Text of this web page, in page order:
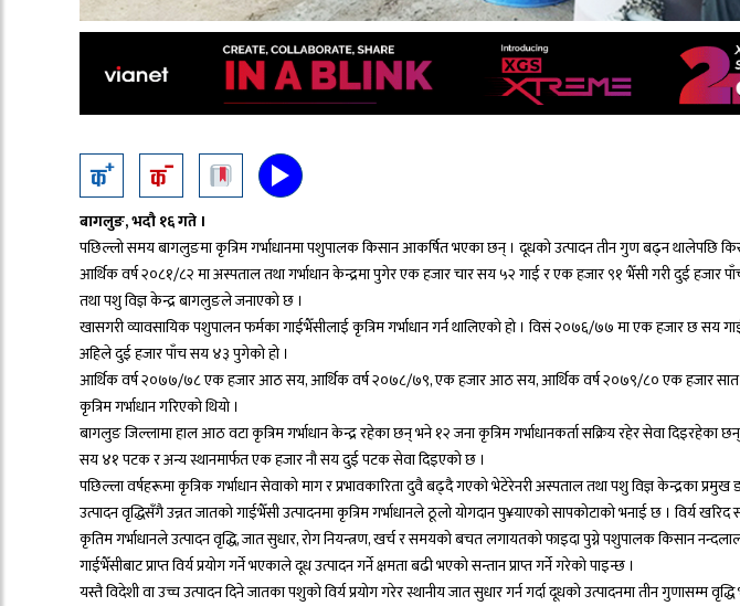
बागलुङ, भदौ १६ गते ।
पछिल्लो समय बागलुङमा कृत्रिम गर्भाधानमा पशुपालक किसान आकर्षित भएका छन् । दूधको उत्पादन तीन गुण बढ्न थालेपछि
आर्थिक वर्ष २०८१/८२ मा अस्पताल तथा गर्भाधान केन्द्रमा पुगेर एक हजार चार सय ५२ गाई र एक हजार ९१ भैँसी गरी दुई हजार
तथा पशु विज्ञ केन्द्र बागलुङले जनाएको छ ।
खासगरी व्यावसायिक पशुपालन फर्मका गाईभैँसीलाई कृत्रिम गर्भाधान गर्न थालिएको हो । विसं २०७६/७७ मा एक हजार छ सय
अहिले दुई हजार पाँच सय ४३ पुगेको हो ।
आर्थिक वर्ष २०७७/७८ एक हजार आठ सय, आर्थिक वर्ष २०७८/७९, एक हजार आठ सय, आर्थिक वर्ष २०७९/८० एक हजार
कृत्रिम गर्भाधान गरिएको थियो ।
बागलुङ जिल्लामा हाल आठ वटा कृत्रिम गर्भाधान केन्द्र रहेका छन् भने १२ जना कृत्रिम गर्भाधानकर्ता सक्रिय रहेर सेवा दिइरहेका
सय ४१ पटक र अन्य स्थानमार्फत एक हजार नौ सय दुई पटक सेवा दिइएको छ ।
पछिल्ला वर्षहरूमा कृत्रिक गर्भाधान सेवाको माग र प्रभावकारिता दुवै बढ्दै गएको भेटेरेनरी अस्पताल तथा पशु विज्ञ केन्द्रका
उत्पादन वृद्धिसँगै उन्नत जातको गाईभैँसी उत्पादनमा कृत्रिम गर्भाधानले ठूलो योगदान पु¥याएको सापकोटाको भनाई छ । विर्य
कृतिम गर्भाधानले उत्पादन वृद्धि, जात सुधार, रोग नियन्त्रण, खर्च र समयको बचत लगायतको फाइदा पुग्ने पशुपालक किसान
गाईभैँसीबाट प्राप्त विर्य प्रयोग गर्ने भएकाले दूध उत्पादन गर्ने क्षमता बढी भएको सन्तान प्राप्त गर्ने गरेको पाइन्छ ।
यस्तै विदेशी वा उच्च उत्पादन दिने जातका पशुको विर्य प्रयोग गरेर स्थानीय जात सुधार गर्न गर्दा दूधको उत्पादनमा तीन गुणासम्म